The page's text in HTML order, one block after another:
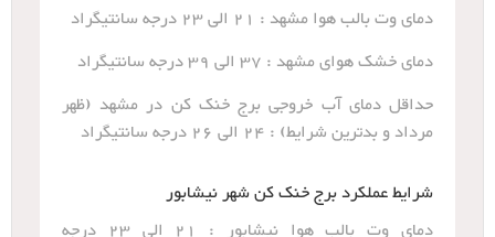
دمای وت بالب هوا مشهد : 21 الی 23 درجه سانتیگراد
دمای خشک هوای مشهد : 37 الی 39 درجه سانتیگراد
حداقل دمای آب خروجی برج خنک کن در مشهد (ظهر
مرداد و بدترین شرایط) : 24 الی 26 درجه سانتیگراد
شرایط عملکرد برج خنک کن شهر نیشابور